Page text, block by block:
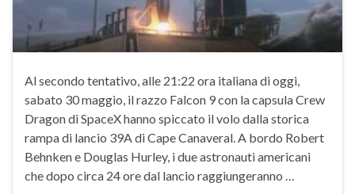
Al secondo tentativo, alle 21:22 ora italiana di oggi,
sabato 30 maggio, il razzo Falcon 9 con la capsula Crew
Dragon di SpaceX hanno spiccato il volo dalla storica
rampa di lancio 39A di Cape Canaveral. A bordo Robert
Behnken e Douglas Hurley, i due astronauti americani
che dopo circa 24 ore dal lancio raggiungeranno …